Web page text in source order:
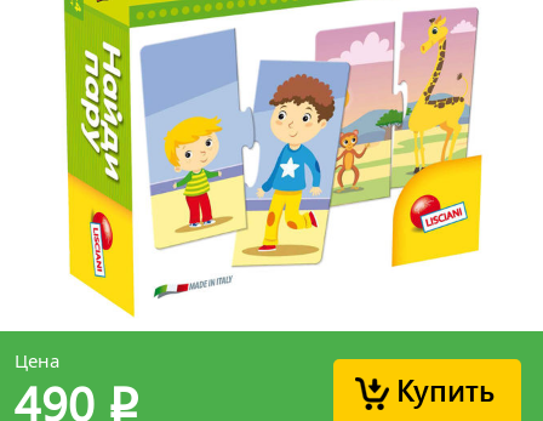
Купить
Цена
490 p